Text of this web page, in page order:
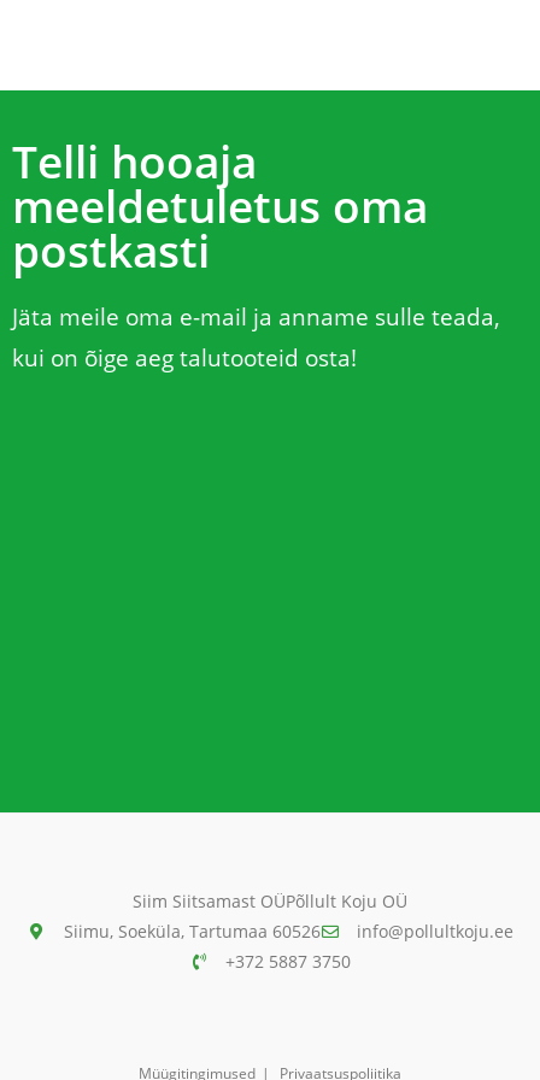
Telli hooaja
meeldetuletus oma
postkasti
Jäta meile oma e-mail ja anname sulle teada,
kui on õige aeg talutooteid osta!
Siim Siitsamast OÜPõllult Koju OÜ
Siimu, Soeküla, Tartumaa 60526
info@pollultkoju.ee
+372 5887 3750
Müügitingimused Privaatsuspoliitika